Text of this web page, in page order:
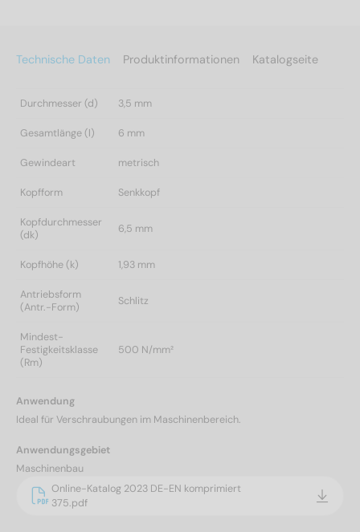
Technische Daten Produktinformationen Katalogseite
Durchmesser (d) 3,5 mm
Gesamtlänge (l) 6 mm
Gewindeart metrisch
Kopfform Senkkopf
Kopfdurchmesser
(dk)
6,5 mm
Kopfhöhe (k) 1,93 mm
Antriebsform
(Antr.-Form)
Schlitz
Mindest-
Festigkeitsklasse
(Rm)
500 N/mm²
Anwendung
Ideal für Verschraubungen im Maschinenbereich.
Anwendungsgebiet
Maschinenbau
Online-Katalog 2023 DE-EN komprimiert
375.pdf